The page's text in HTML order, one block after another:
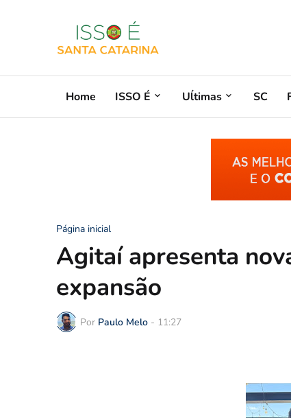
Home ISSO É Uĺtimas SC
Página inicial
Agitaí apresenta
expansão
Por Paulo Melo - 11:27